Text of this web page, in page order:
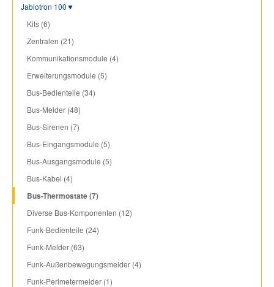
Jablotron 100▼
Kits (6)
Zentralen (21)
Kommunikationsmodule (4)
Erweiterungsmodule (5)
Bus-Bedienteile (34)
Bus-Melder (48)
Bus-Sirenen (7)
Bus-Eingangsmodule (5)
Bus-Ausgangsmodule (5)
Bus-Kabel (4)
Bus-Thermostate (7)
Diverse Bus-Komponenten (12)
Funk-Bedienteile (24)
Funk-Melder (63)
Funk-Außenbewegungsmelder (4)
Funk-Perimetermelder (1)